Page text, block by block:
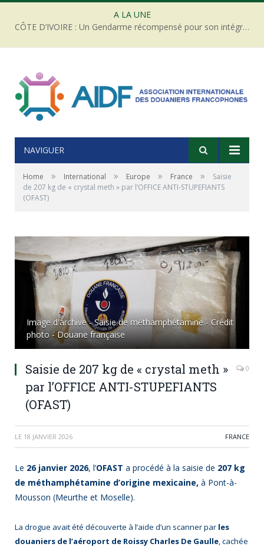
A LA UNE
CÔTE D’IVOIRE : Un Gendarme récompensé pour son intégrité face à une tentative de corruption
NAVIGUER
Home » International » Europe » France »
Saisie
de 207 kg de « crystal meth » par l’OFFICE ANTI-STUPEFIANTS
(OFAST)
Image d'archive - Saisie de méthamphétamine - Crédit
photo - Douane française
Saisie de 207 kg de « crystal meth »
par l’OFFICE ANTI-STUPEFIANTS
(OFAST)
0
LE 18 JANVIER 2026 FRANCE
Le 26 janvier 2026, l’OFAST a procédé à la saisie de 207 kg
de méthamphétamine d’origine mexicaine, à Pont-à-
Mousson (Meurthe et Moselle).
La drogue avait été découverte à l’aide d’un scanner par les
douaniers de l’aéroport de Roissy Charles De Gaulle, cachée